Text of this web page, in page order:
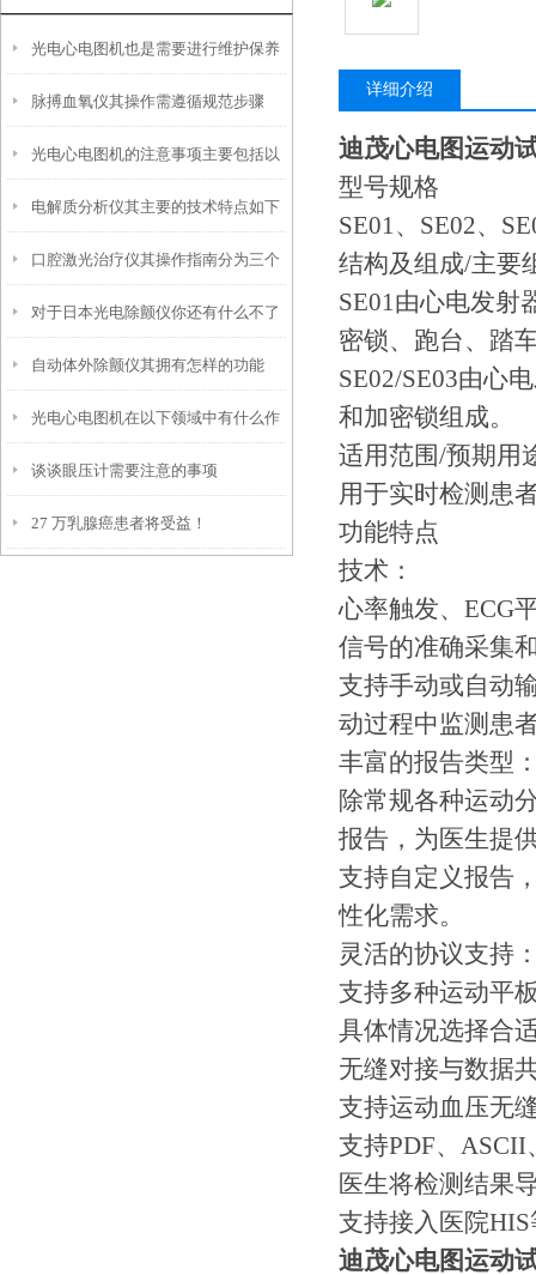
光电心电图机也是需要进行维护保养
的
脉搏血氧仪其操作需遵循规范步骤
光电心电图机的注意事项主要包括以
下几个方面
电解质分析仪其主要的技术特点如下
口腔激光治疗仪其操作指南分为三个
阶段
对于日本光电除颤仪你还有什么不了
解的？
自动体外除颤仪其拥有怎样的功能
呢？
光电心电图机在以下领域中有什么作
用？
谈谈眼压计需要注意的事项
27 万乳腺癌患者将受益！
详细介绍
迪茂心电图运动
型号规格
SE01、SE02、
结构及组成/主要
SE01由心电发射
密锁、跑台、踏
SE02/SE03由心
和加密锁组成。
适用范围/预期用
用于实时检测患
功能特点
技术：
心率触发、ECG
信号的准确采集
支持手动或自动
动过程中监测患
丰富的报告类型
除常规各种运动
报告，为医生提
支持自定义报告
性化需求。
灵活的协议支持
支持多种运动平
具体情况选择合
无缝对接与数据
支持运动血压无
支持PDF、ASCII
医生将检测结果
支持接入医院
迪茂心电图运动